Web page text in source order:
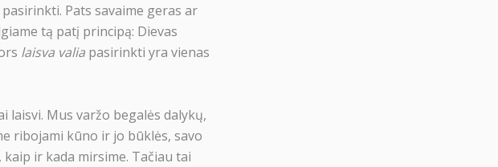
Pats savaime geras ar
tą patį principą: Dievas
laisva valia pasirinkti yra vienas
laisvi. Mus varžo begalės dalykų,
ribojami kūno ir jo būklės, savo
ir kada mirsime. Tačiau tai